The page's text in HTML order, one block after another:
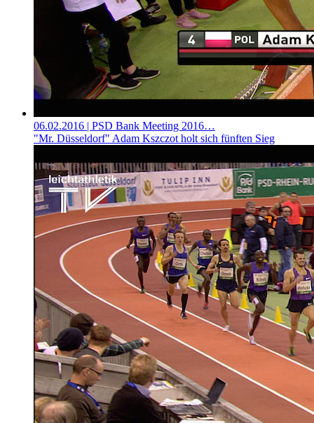
06.02.2016 | PSD Bank Meeting 2016…
"Mr. Düsseldorf" Adam Kszczot holt sich fünften Sieg